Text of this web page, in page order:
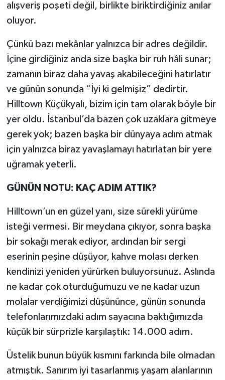
alışveriş poşeti değil, birlikte biriktirdiğiniz anılar
oluyor.
Çünkü bazı mekânlar yalnızca bir adres değildir.
İçine girdiğiniz anda size başka bir ruh hâli sunar;
zamanın biraz daha yavaş akabileceğini hatırlatır
ve günün sonunda “İyi ki gelmişiz” dedirtir.
Hilltown Küçükyalı, bizim için tam olarak böyle bir
yer oldu. İstanbul’da bazen çok uzaklara gitmeye
gerek yok; bazen başka bir dünyaya adım atmak
için yalnızca biraz yavaşlamayı hatırlatan bir yere
uğramak yeterli.
GÜNÜN NOTU: KAÇ ADIM ATTIK?
Hilltown’un en güzel yanı, size sürekli yürüme
isteği vermesi. Bir meydana çıkıyor, sonra başka
bir sokağı merak ediyor, ardından bir sergi
eserinin peşine düşüyor, kahve molası derken
kendinizi yeniden yürürken buluyorsunuz. Aslında
ne kadar çok oturduğumuzu ve ne kadar uzun
molalar verdiğimizi düşününce, günün sonunda
telefonlarımızdaki adım sayacına baktığımızda
küçük bir sürprizle karşılaştık: 14.000 adım.
Üstelik bunun büyük kısmını farkında bile olmadan
atmıştık. Sanırım iyi tasarlanmış yaşam alanlarının